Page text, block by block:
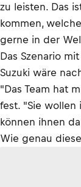
zu leisten. Das
kommen,
gerne in der
Das Szenario
Suzuki wäre
"Das Team hat
fest. "Sie wollen
können ihnen
Wie genau